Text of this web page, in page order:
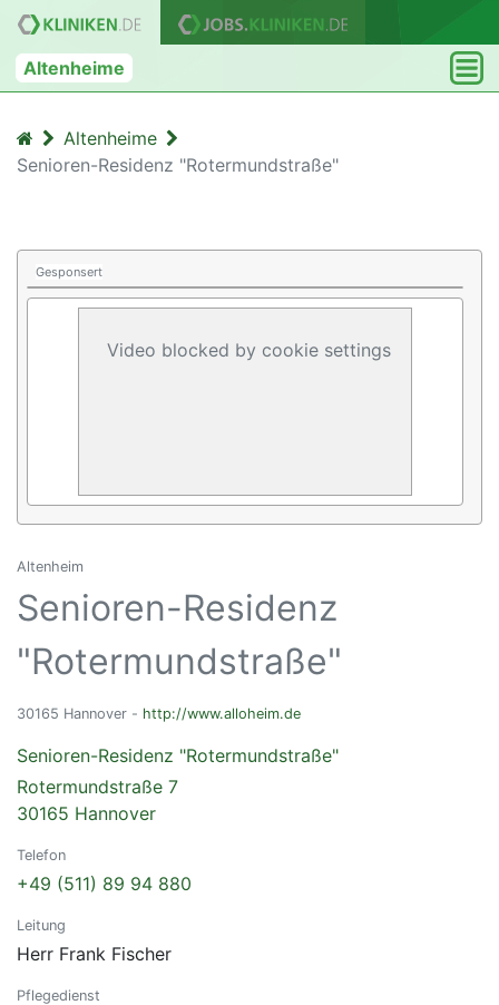
Altenheime
Altenheime
Senioren-Residenz "Rotermundstraße"
Gesponsert
Video blocked by cookie settings
Altenheim
Senioren-Residenz
"Rotermundstraße"
30165 Hannover - http://www.alloheim.de
Senioren-Residenz "Rotermundstraße"
Rotermundstraße 7
30165 Hannover
Telefon
+49 (511) 89 94 880
Leitung
Herr Frank Fischer
Pflegedienst